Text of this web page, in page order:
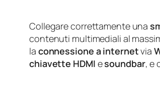
Collegare correttamente una
contenuti multimediali al
la connessione a internetvia
chiavette HDMI esoundbar, e